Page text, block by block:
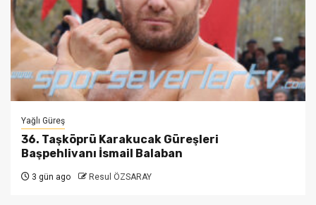
Yağlı Güreş
36. Taşköprü Karakucak Güreşleri
Başpehlivanı İsmail Balaban
3 gün ago Resul ÖZSARAY